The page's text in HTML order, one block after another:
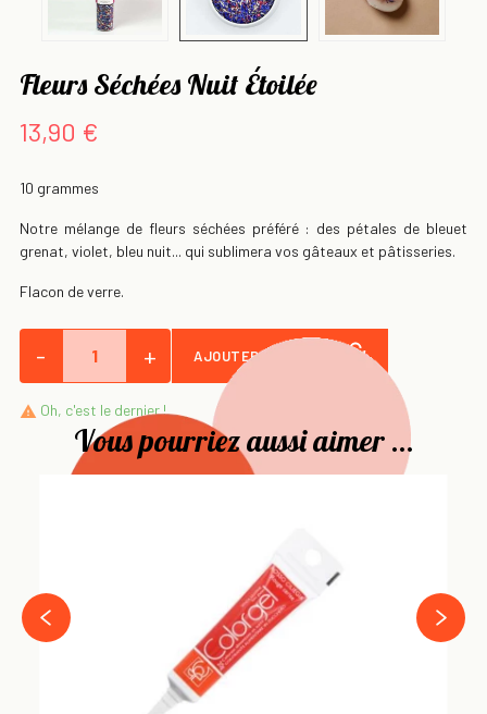
Fleurs Séchées Nuit Étoilée
13,90 €
10 grammes
Notre mélange de fleurs séchées préféré : des pétales de bleuet
grenat, violet, bleu nuit... qui sublimera vos gâteaux et pâtisseries.
Flacon de verre.
- + AJOUTER AU PANIER
 Oh, c'est le dernier !
Vous pourriez aussi aimer ...
‹
›